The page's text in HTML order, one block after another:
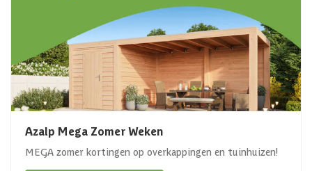
Azalp Mega Zomer Weken
MEGA zomer kortingen op overkappingen en tuinhuizen!